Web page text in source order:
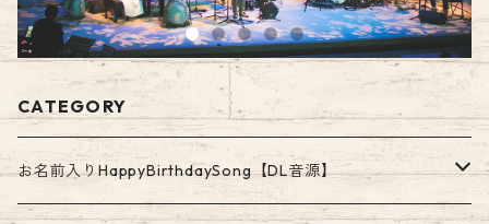
CATEGORY
お名前入りHappyBirthdaySong【DL音源】